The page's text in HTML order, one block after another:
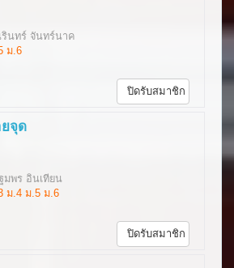
นทร์ จันทร์นาค
ม.6
ปิดรับสมาชิก
ยจุด
มพร อินเทียน
ม.4 ม.5 ม.6
ปิดรับสมาชิก